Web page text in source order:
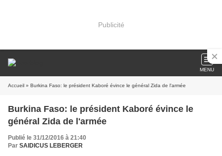
Publicité
MENU
Accueil » Burkina Faso: le président Kaboré évince le général Zida de l'armée
Burkina Faso: le président Kaboré évince le
général Zida de l'armée
Publié le 31/12/2016 à 21:40
Par SAIDICUS LEBERGER